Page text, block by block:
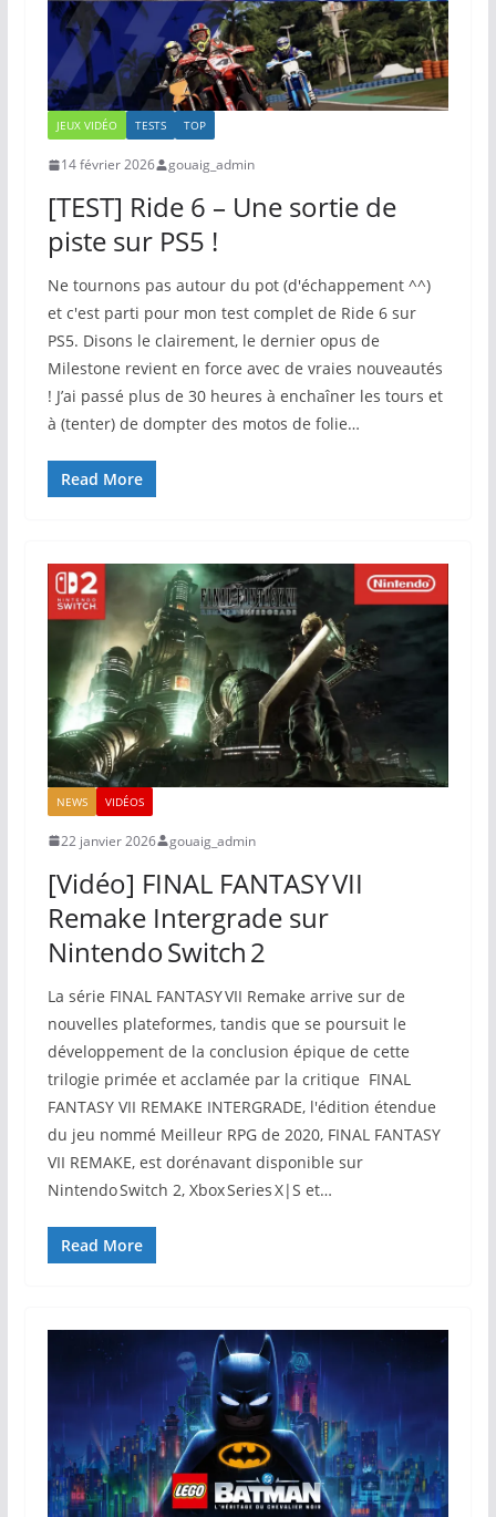
JEUX VIDÉO TESTS TOP
14 février 2026 gouaig_admin
[TEST] Ride 6 – Une sortie de
piste sur PS5 !
Ne tournons pas autour du pot (d'échappement ^^)
et c'est parti pour mon test complet de Ride 6 sur
PS5. Disons le clairement, le dernier opus de
Milestone revient en force avec de vraies nouveautés
! J’ai passé plus de 30 heures à enchaîner les tours et
à (tenter) de dompter des motos de folie…
Read More
NEWS VIDÉOS
22 janvier 2026 gouaig_admin
[Vidéo] FINAL FANTASY VII
Remake Intergrade sur
Nintendo Switch 2
La série FINAL FANTASY VII Remake arrive sur de
nouvelles plateformes, tandis que se poursuit le
développement de la conclusion épique de cette
trilogie primée et acclamée par la critique FINAL
FANTASY VII REMAKE INTERGRADE, l'édition étendue
du jeu nommé Meilleur RPG de 2020, FINAL FANTASY
VII REMAKE, est dorénavant disponible sur
Nintendo Switch 2, Xbox Series X|S et…
Read More